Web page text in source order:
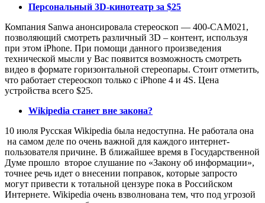
Персональный 3D-кинотеатр за $25
Компания Sanwa анонсировала стереоскоп — 400-CAM021,
позволяющий смотреть различный 3D – контент, используя
при этом iPhone. При помощи данного произведения
технической мысли у Вас появится возможность смотреть
видео в формате горизонтальной стереопары. Стоит отметить,
что работает стереоскоп только с iPhone 4 и 4S. Цена
устройства всего $25.
Wikipedia станет вне закона?
10 июля Русская Wikipedia была недоступна. Не работала она
на самом деле по очень важной для каждого интернет-
пользователя причине. В ближайшее время в Государственной
Думе прошло второе слушание по «Закону об информации»,
точнее речь идет о внесении поправок, которые запросто
могут привести к тотальной цензуре пока в Российском
Интернете. Wikipedia очень взволнована тем, что под угрозой